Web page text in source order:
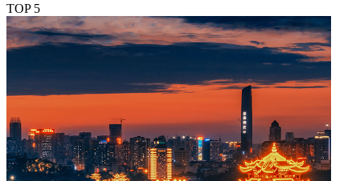
TOP 5